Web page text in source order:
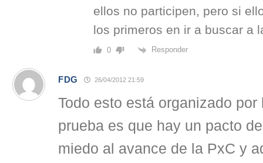
ellos no participen, pero si
los primeros en ir a buscar a
0 Responder
FDG 26/04/2012 21:59
Todo esto está organizado
prueba es que hay un pacto
miedo al avance de la PxC y